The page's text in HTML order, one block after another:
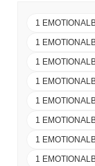
1
1
1
1
1
1
1
1